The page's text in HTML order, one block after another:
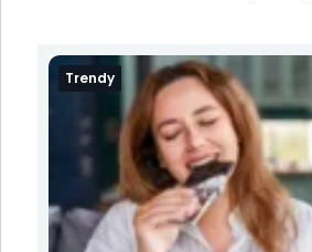
Trendy